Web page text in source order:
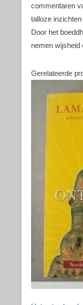
commentaren
talloze
Door het
nemen wijsheid
Gerelateerde